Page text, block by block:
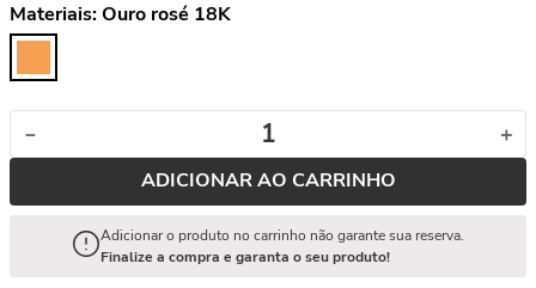
Materiais:Ouro rosé 18K
＋
－
ADICIONAR AO CARRINHO
Adicionar o produto no carrinho não garante sua reserva.
Finalize a compra e garanta o seu produto!